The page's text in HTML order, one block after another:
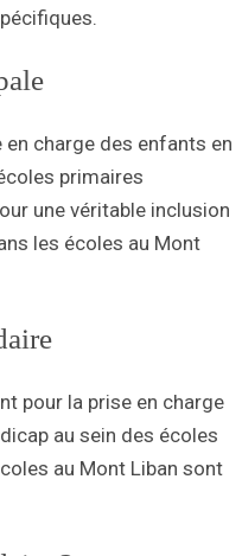
subdivise en
Le dispositif de
situation de
classiques sont
et un bon
Les mesures
des enfants en
primaires